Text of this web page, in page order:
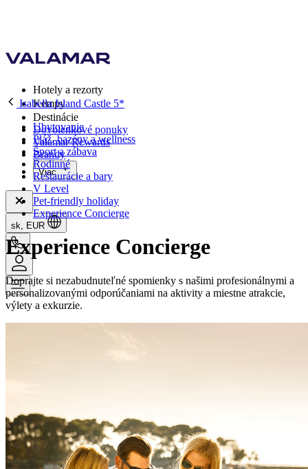
Hotely a rezorty
Kempy
Destinácie
Dovolenkové ponuky
Valamar Rewards
Brandy
Viac
sk, EUR
Isabella Island Castle 5*
Ubytovanie
Pláž, bazény a wellness
Šport a zábava
Rodinné
Reštaurácie a bary
V Level
Pet-friendly holiday
Experience Concierge
Experience Concierge
Doprajte si nezabudnuteľné spomienky s našimi profesionálnymi a
personalizovanými odporúčaniami na aktivity a miestne atrakcie,
výlety a exkurzie.